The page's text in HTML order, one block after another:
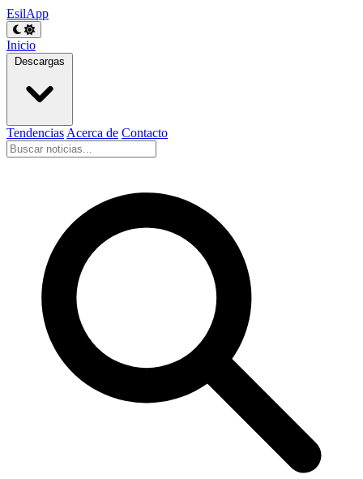
EsilApp
Inicio
Descargas
Tendencias Acerca de Contacto